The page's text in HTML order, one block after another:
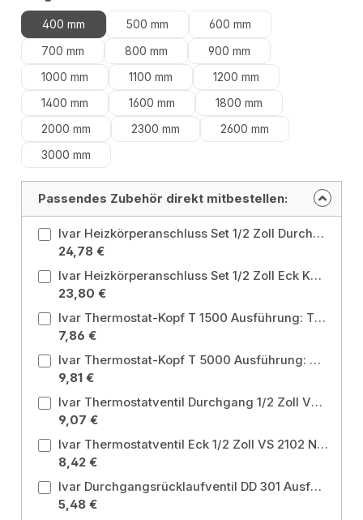
400 mm 500 mm
600 mm
700 mm
800 mm
900 mm
1000 mm
1100 mm
1200 mm
1400 mm
1600 mm
1800 mm
2000 mm
2300 mm
2600 mm
3000 mm
Passendes Zubehör direkt mitbestellen:
Ivar Heizkörperanschluss Set 1/2 Zoll Durchgang KD 301 LN Ausführung: 1/2" Durchgangsbausatz
24,78 €
Ivar Heizkörperanschluss Set 1/2 Zoll Eck KS 302 LN Ausführung: 1/2" Eck-Bausatz
23,80 €
Ivar Thermostat-Kopf T 1500 Ausführung: T 1500
7,86 €
Ivar Thermostat-Kopf T 5000 Ausführung: T 5000
9,81 €
Ivar Thermostatventil Durchgang 1/2 Zoll VD 2101 N Ausführung: Durchgangsform
9,07 €
Ivar Thermostatventil Eck 1/2 Zoll VS 2102 N Ausführung: Eckform
8,42 €
Ivar Durchgangsrücklaufventil DD 301 Ausführung: Durchgangsrücklaufventil
5,48 €